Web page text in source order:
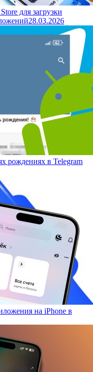
для загрузки
28.03.2026
рождениях в Telegram
на iPhone в